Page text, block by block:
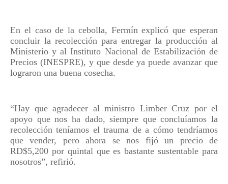
En el caso de la cebolla, Fermín explicó que esperan
concluir la recolección para entregar la producción al
Ministerio y al Instituto Nacional de Estabilización de
Precios (INESPRE), y que desde ya puede avanzar que
lograron una buena cosecha.
“Hay que agradecer al ministro Limber Cruz por el
apoyo que nos ha dado, siempre que concluíamos la
recolección teníamos el trauma de a cómo tendríamos
que vender, pero ahora se nos fijó un precio de
RD$5,200 por quintal que es bastante sustentable para
nosotros”, refirió.